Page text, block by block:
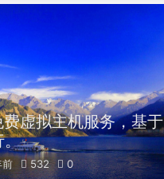
虚拟主机服务，基于
。
前 532 0